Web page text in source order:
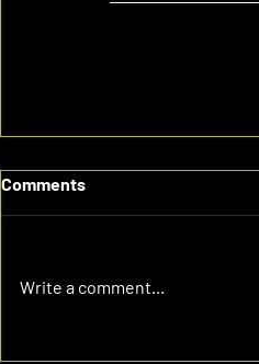
Comments
Write a comment...